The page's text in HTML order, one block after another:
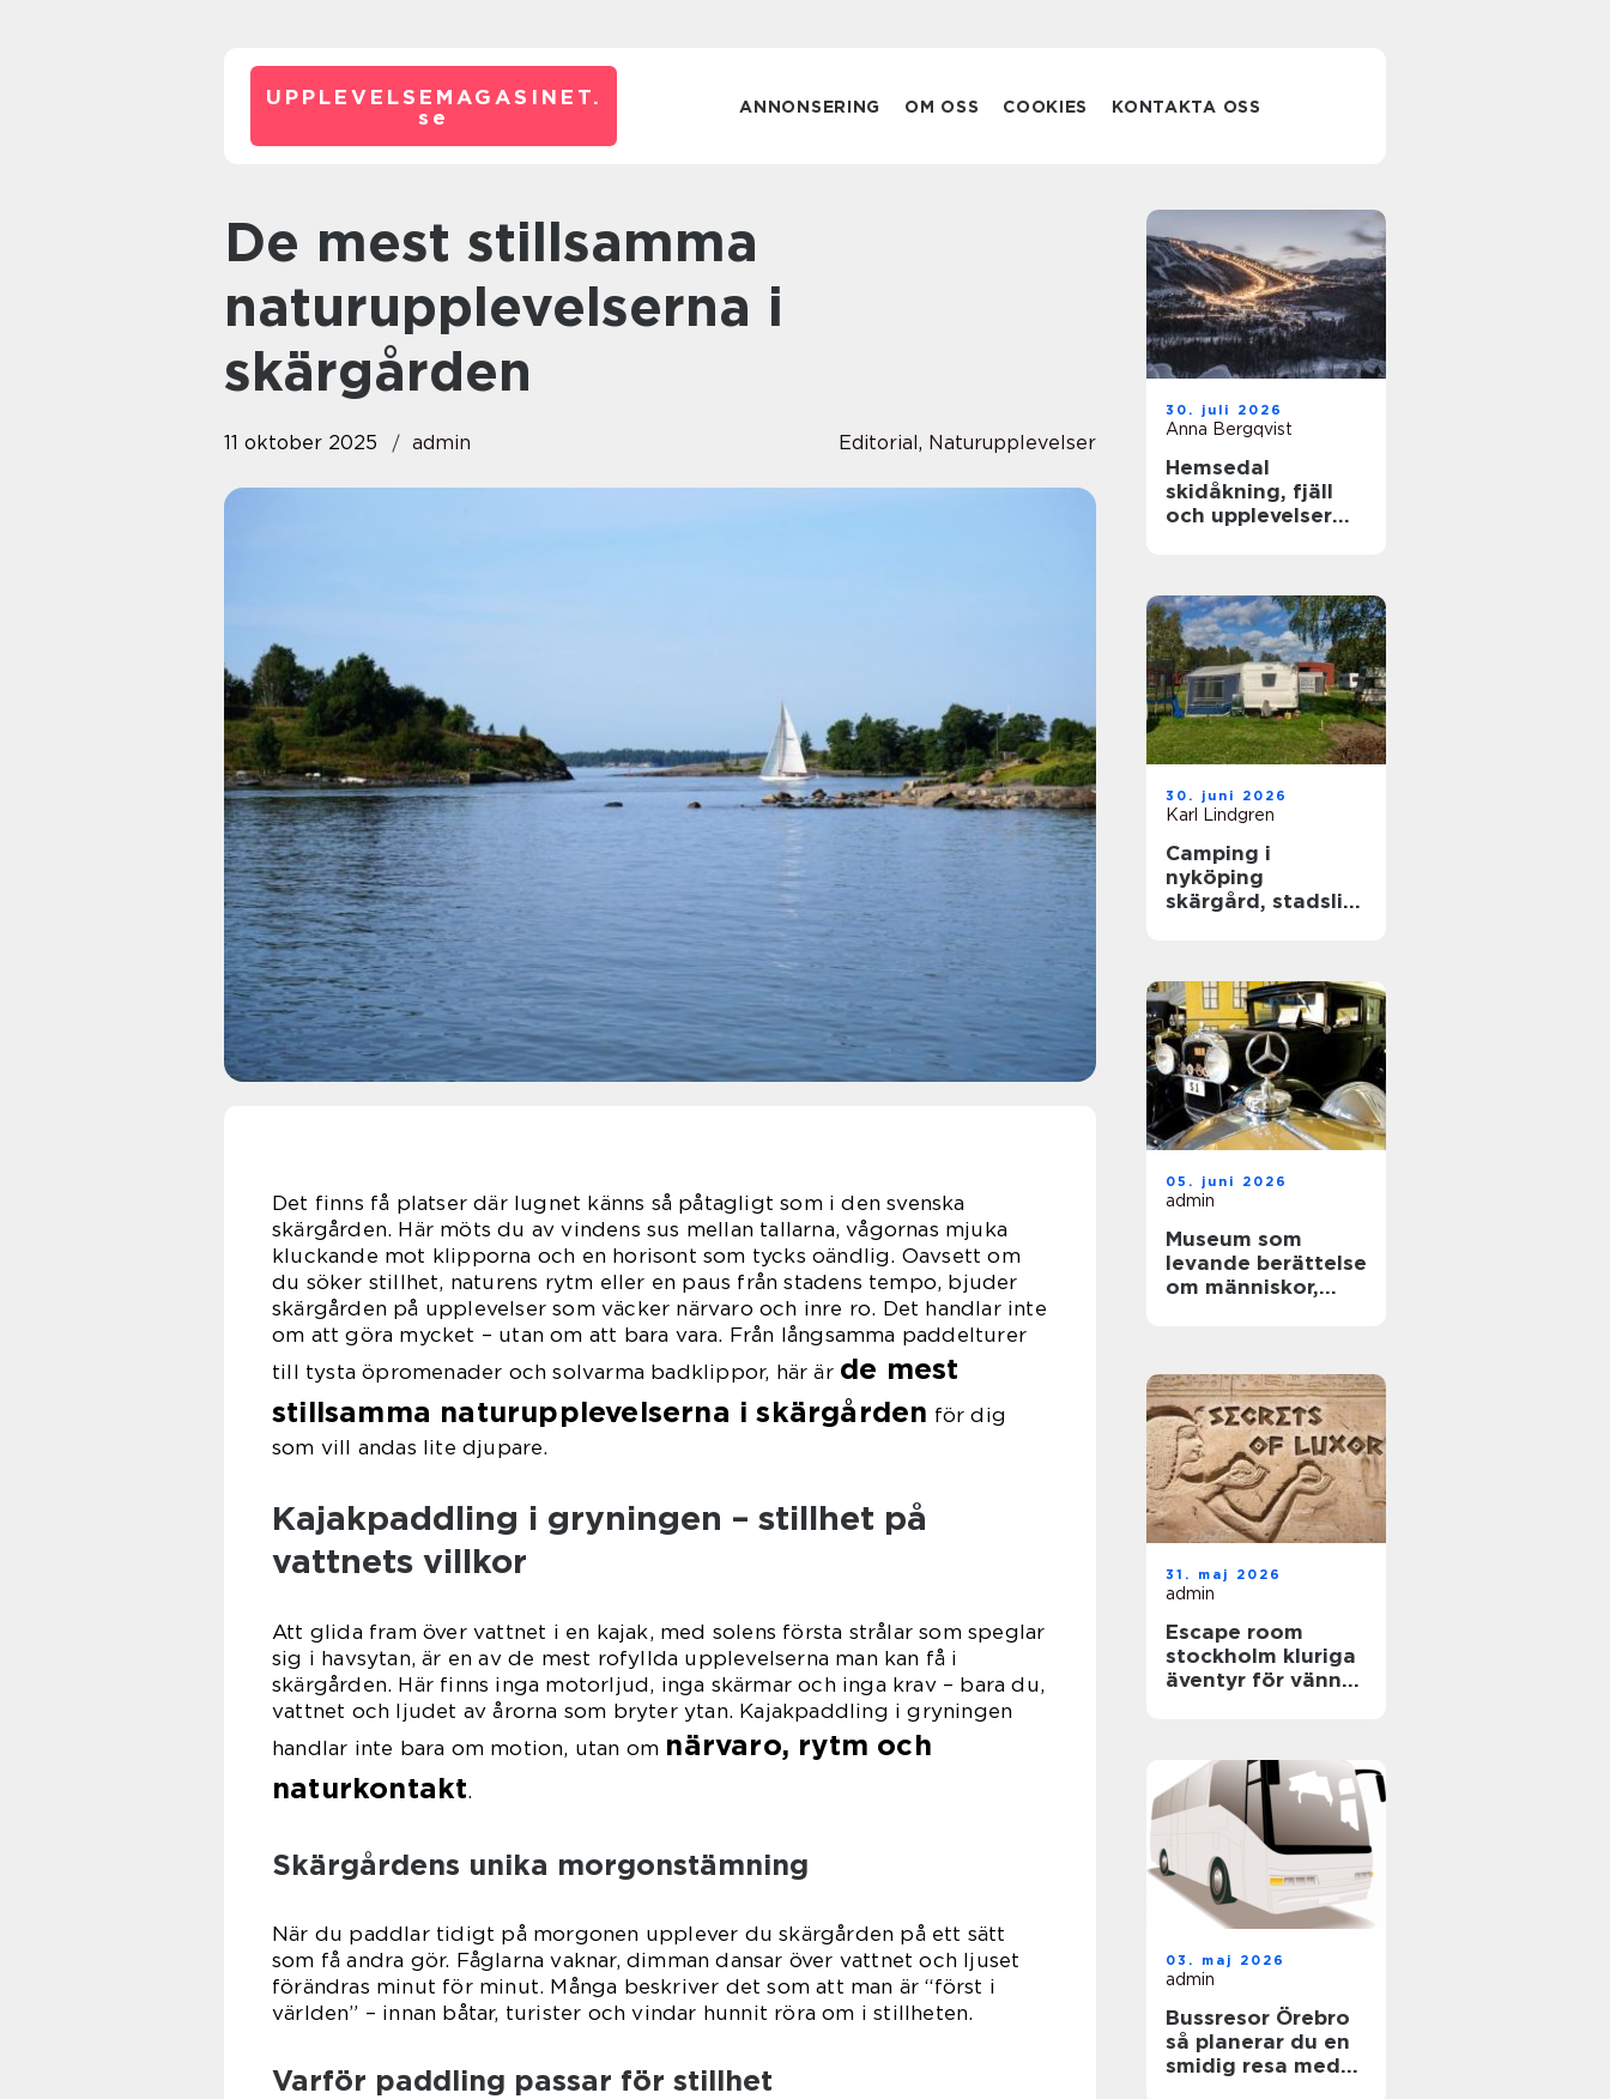
UPPLEVELSEMAGASINET.
se
ANNONSERING OM OSS COOKIES KONTAKTA OSS
De mest stillsamma
naturupplevelserna i
skärgården
11 oktober 2025 admin Editorial, Naturupplevelser
Det finns få platser där lugnet känns så påtagligt som i den svenska
skärgården. Här möts du av vindens sus mellan tallarna, vågornas mjuka
kluckande mot klipporna och en horisont som tycks oändlig. Oavsett om
du söker stillhet, naturens rytm eller en paus från stadens tempo, bjuder
skärgården på upplevelser som väcker närvaro och inre ro. Det handlar inte
om att göra mycket – utan om att bara vara. Från långsamma paddelturer
till tysta öpromenader och solvarma badklippor, här är de mest
stillsamma naturupplevelserna i skärgården för dig
som vill andas lite djupare.
Kajakpaddling i gryningen – stillhet på
vattnets villkor
Att glida fram över vattnet i en kajak, med solens första strålar som speglar
sig i havsytan, är en av de mest rofyllda upplevelserna man kan få i
skärgården. Här finns inga motorljud, inga skärmar och inga krav – bara du,
vattnet och ljudet av årorna som bryter ytan. Kajakpaddling i gryningen
handlar inte bara om motion, utan om närvaro, rytm och
naturkontakt.
Skärgårdens unika morgonstämning
När du paddlar tidigt på morgonen upplever du skärgården på ett sätt
som få andra gör. Fåglarna vaknar, dimman dansar över vattnet och ljuset
förändras minut för minut. Många beskriver det som att man är “först i
världen” – innan båtar, turister och vindar hunnit röra om i stillheten.
Varför paddling passar för stillhet
30. juli 2026
Anna Bergqvist
Hemsedal
skidåkning, fjäll
och upplevelser
30. juni 2026
Karl Lindgren
Camping i
nyköping
skärgård, stadsliv
05. juni 2026
admin
Museum som
levande berättelse
om människor,
31. maj 2026
admin
Escape room
stockholm kluriga
äventyr för vänner,
03. maj 2026
admin
Bussresor Örebro
så planerar du en
smidig resa med